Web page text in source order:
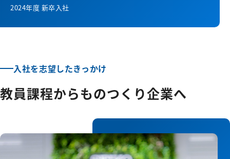
2024年度 新卒入社
入社を志望したきっかけ
教員課程からものつくり企業へ